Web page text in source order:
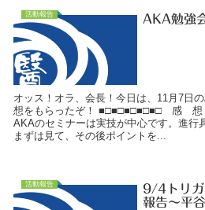
活動報告 AKA勉強
オッス！オラ、会長！今日は、11月7日
想をもらったぞ！ ■□■□■□■□■□ 感
AKAのセミナーは実技が中心です。進行
まずは見て、その後ポイントを...
活動報告
9/4トリガ
報告～平